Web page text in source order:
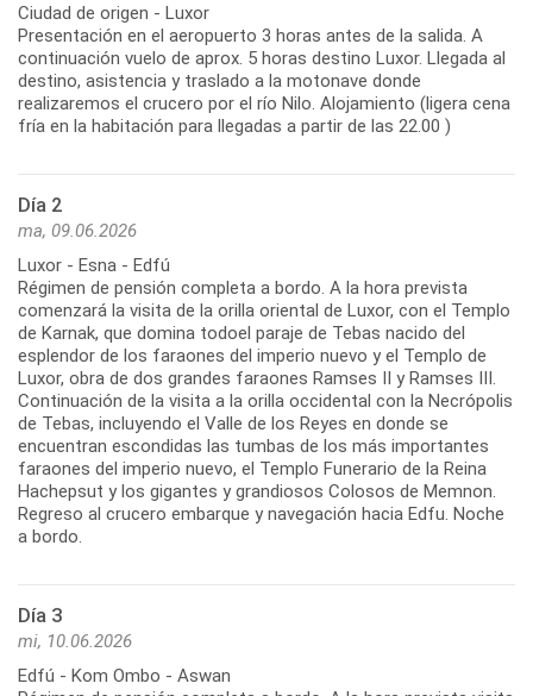
Ciudad de origen - Luxor
Presentación en el aeropuerto 3 horas antes de la salida. A
continuación vuelo de aprox. 5 horas destino Luxor. Llegada al
destino, asistencia y traslado a la motonave donde
realizaremos el crucero por el río Nilo. Alojamiento (ligera cena
fría en la habitación para llegadas a partir de las 22.00 )
Día 2
ma, 09.06.2026
Luxor - Esna - Edfú
Régimen de pensión completa a bordo. A la hora prevista
comenzará la visita de la orilla oriental de Luxor, con el Templo
de Karnak, que domina todoel paraje de Tebas nacido del
esplendor de los faraones del imperio nuevo y el Templo de
Luxor, obra de dos grandes faraones Ramses II y Ramses III.
Continuación de la visita a la orilla occidental con la Necrópolis
de Tebas, incluyendo el Valle de los Reyes en donde se
encuentran escondidas las tumbas de los más importantes
faraones del imperio nuevo, el Templo Funerario de la Reina
Hachepsut y los gigantes y grandiosos Colosos de Memnon.
Regreso al crucero embarque y navegación hacia Edfu. Noche
a bordo.
Día 3
mi, 10.06.2026
Edfú - Kom Ombo - Aswan